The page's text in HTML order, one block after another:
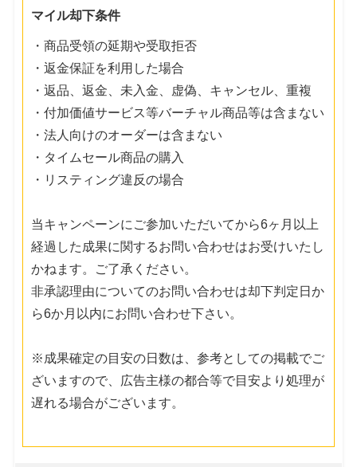
マイル却下条件
・商品受領の延期や受取拒否
・返金保証を利用した場合
・返品、返金、未入金、虚偽、キャンセル、重複
・付加価値サービス等バーチャル商品等は含まない
・法人向けのオーダーは含まない
・タイムセール商品の購入
・リスティング違反の場合
当キャンペーンにご参加いただいてから6ヶ月以上
経過した成果に関するお問い合わせはお受けいたし
かねます。ご了承ください。
非承認理由についてのお問い合わせは却下判定日か
ら6か月以内にお問い合わせ下さい。
※成果確定の目安の日数は、参考としての掲載でご
ざいますので、広告主様の都合等で目安より処理が
遅れる場合がございます。